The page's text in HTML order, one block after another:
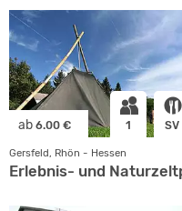
ab 6.00 € 1 SV
Gersfeld, Rhön - Hessen
Erlebnis- und